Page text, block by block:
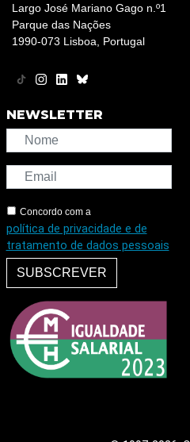
Largo José Mariano Gago n.º1
Parque das Nações
1990-073 Lisboa, Portugal
NEWSLETTER
Concordo com a
política de privacidade e de
tratamento de dados pessoais
SUBSCREVER